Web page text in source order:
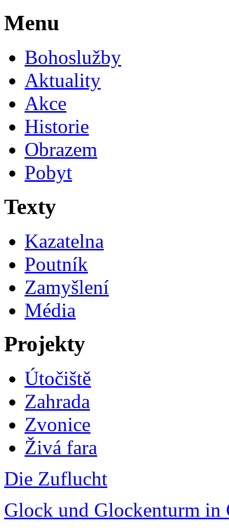
Menu
Bohoslužby
Aktuality
Akce
Historie
Obrazem
Pobyt
Texty
Kazatelna
Poutník
Zamyšlení
Média
Projekty
Útočiště
Zahrada
Zvonice
Živá fara
Die Zuflucht
Glock und Glockenturm in